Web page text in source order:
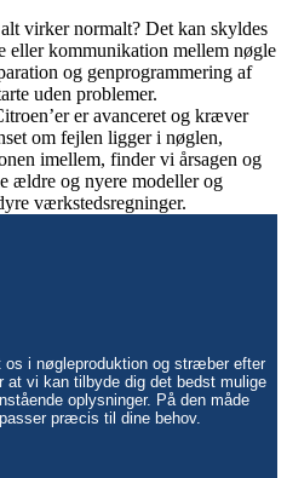
virker normalt? Det kan skyldes
eller kommunikation mellem nøgle
og genprogrammering af
uden problemer.
er avanceret og kræver
om fejlen ligger i nøglen,
imellem, finder vi årsagen og
ældre og nyere modeller og
værkstedsregninger.
os i nøgleproduktion og stræber efter
vi kan tilbyde dig det bedst mulige
oplysninger. På den måde
præcis til dine behov.